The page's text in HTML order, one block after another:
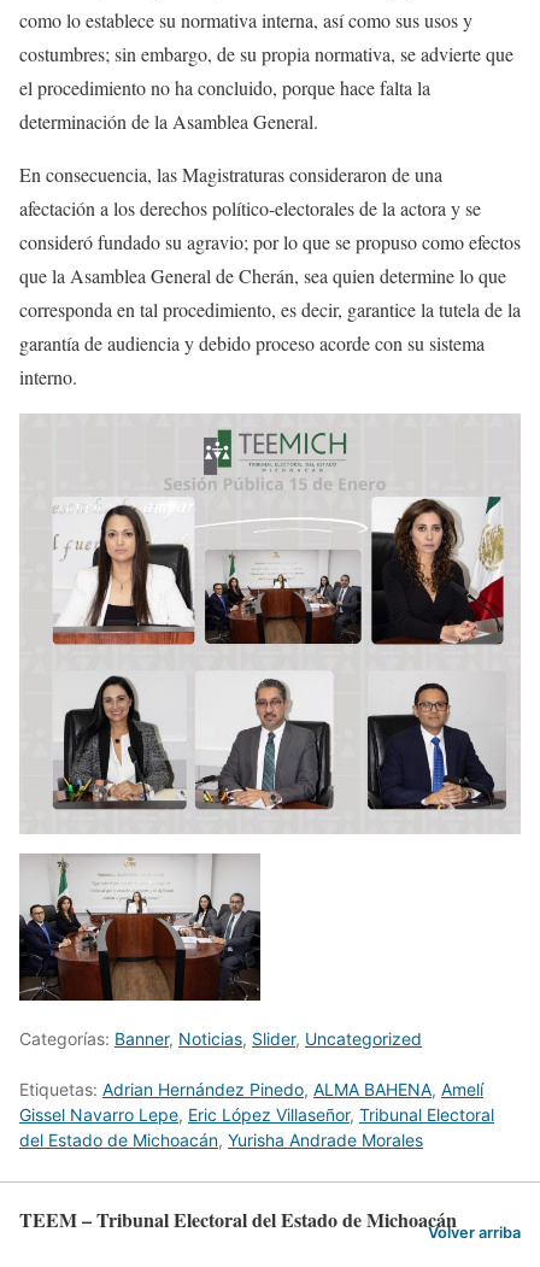
como lo establece su normativa interna, así como sus usos y
costumbres; sin embargo, de su propia normativa, se advierte que
el procedimiento no ha concluido, porque hace falta la
determinación de la Asamblea General.
En consecuencia, las Magistraturas consideraron de una
afectación a los derechos político-electorales de la actora y se
consideró fundado su agravio; por lo que se propuso como efectos
que la Asamblea General de Cherán, sea quien determine lo que
corresponda en tal procedimiento, es decir, garantice la tutela de la
garantía de audiencia y debido proceso acorde con su sistema
interno.
Categorías: Banner, Noticias, Slider, Uncategorized
Etiquetas: Adrian Hernández Pinedo, ALMA BAHENA, Amelí
Gissel Navarro Lepe, Eric López Villaseñor, Tribunal Electoral
del Estado de Michoacán, Yurisha Andrade Morales
TEEM – Tribunal Electoral del Estado de MichoacánVolver arriba